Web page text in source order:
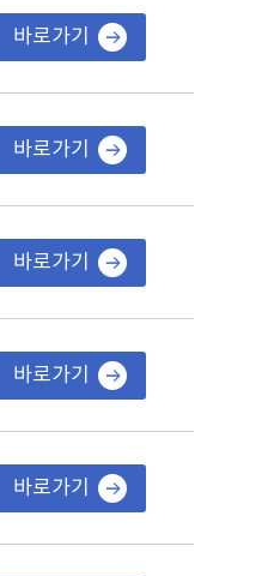
바로가기
바로가기
바로가기
바로가기
바로가기